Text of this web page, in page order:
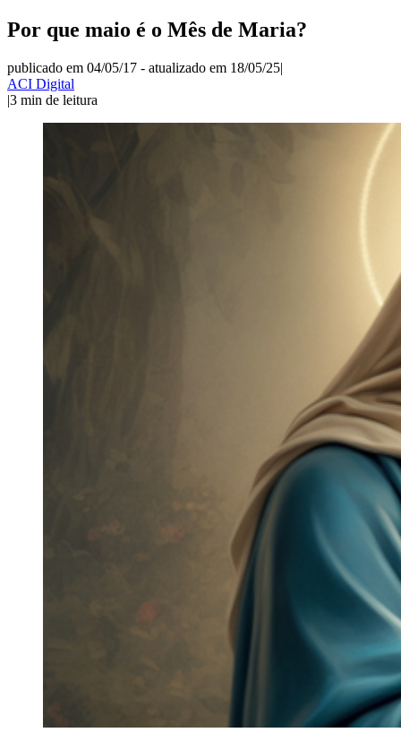
Por que maio é o Mês de Maria?
publicado em 04/05/17 - atualizado em 18/05/25|
ACI Digital
|3 min de leitura